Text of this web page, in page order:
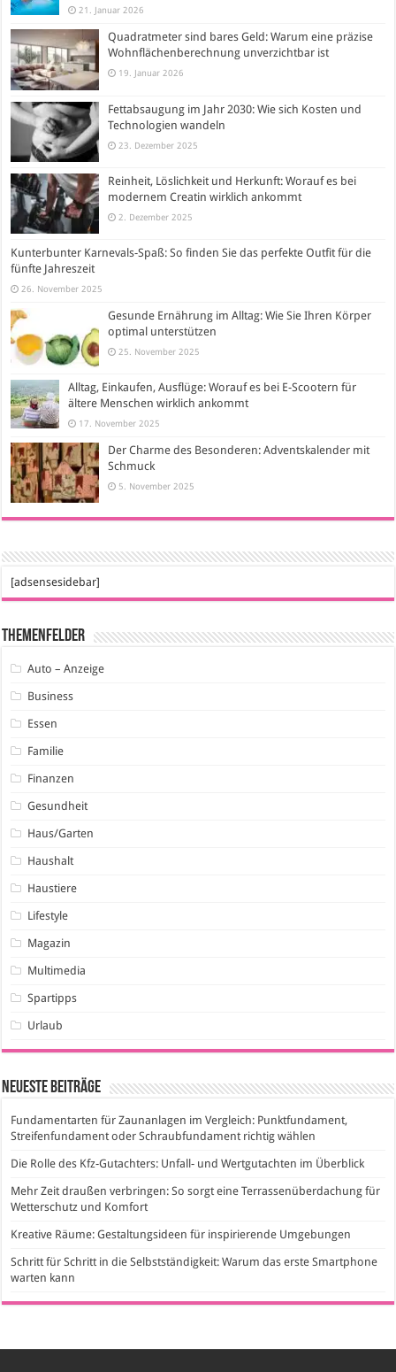
21. Januar 2026
Quadratmeter sind bares Geld: Warum eine präzise
Wohnflächenberechnung unverzichtbar ist
19. Januar 2026
Fettabsaugung im Jahr 2030: Wie sich Kosten und
Technologien wandeln
23. Dezember 2025
Reinheit, Löslichkeit und Herkunft: Worauf es bei
modernem Creatin wirklich ankommt
2. Dezember 2025
Kunterbunter Karnevals-Spaß: So finden Sie das perfekte Outfit für die
fünfte Jahreszeit
26. November 2025
Gesunde Ernährung im Alltag: Wie Sie Ihren Körper
optimal unterstützen
25. November 2025
Alltag, Einkaufen, Ausflüge: Worauf es bei E-Scootern für
ältere Menschen wirklich ankommt
17. November 2025
Der Charme des Besonderen: Adventskalender mit
Schmuck
5. November 2025
[adsensesidebar]
Themenfelder
Auto – Anzeige
Business
Essen
Familie
Finanzen
Gesundheit
Haus/Garten
Haushalt
Haustiere
Lifestyle
Magazin
Multimedia
Spartipps
Urlaub
Neueste Beiträge
Fundamentarten für Zaunanlagen im Vergleich: Punktfundament,
Streifenfundament oder Schraubfundament richtig wählen
Die Rolle des Kfz-Gutachters: Unfall- und Wertgutachten im Überblick
Mehr Zeit draußen verbringen: So sorgt eine Terrassenüberdachung für
Wetterschutz und Komfort
Kreative Räume: Gestaltungsideen für inspirierende Umgebungen
Schritt für Schritt in die Selbstständigkeit: Warum das erste Smartphone
warten kann